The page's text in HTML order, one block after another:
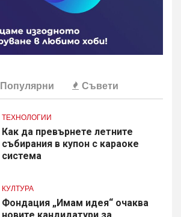
Популярни Съвети
ТЕХНОЛОГИИ
Как да превърнете летните
събирания в купон с караоке
система
КУЛТУРА
Фондация „Имам идея“ очаква